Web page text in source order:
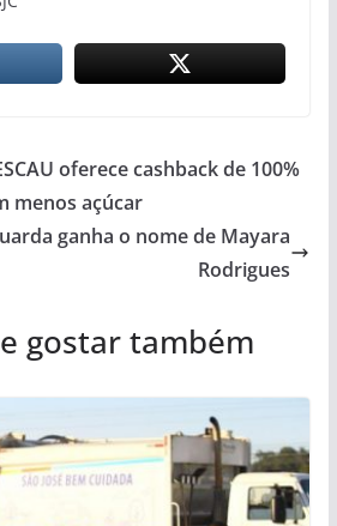
oferece cashback de 100%
menos açúcar
ganha o nome de Mayara
Rodrigues
gostar também